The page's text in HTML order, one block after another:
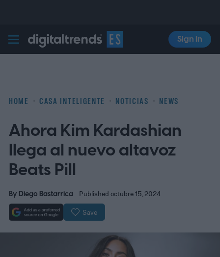
Digital Trends Español
Sign In
HOME CASA INTELIGENTE NOTICIAS NEWS
Ahora Kim Kardashian
llega al nuevo altavoz
Beats Pill
By Diego Bastarrica Published octubre 15, 2024
Save